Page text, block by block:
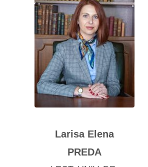
Larisa Elena
PREDA